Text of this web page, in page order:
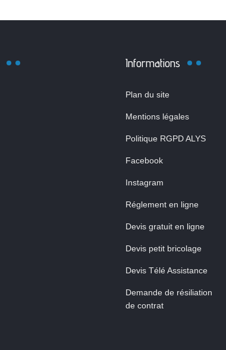
Informations
Plan du site
Mentions légales
Politique RGPD ALYS
Facebook
Instagram
Réglement en ligne
Devis gratuit en ligne
Devis petit bricolage
Devis Télé Assistance
Demande de résiliation
de contrat